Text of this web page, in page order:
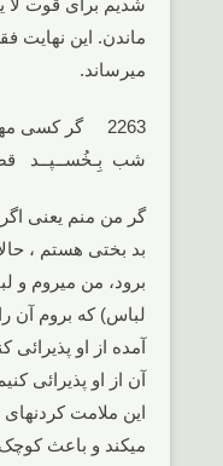
شدیم برای قوت لا
ماندن. این نهایت
میرساند.
2263 گر
شب بِـخُســپــد
گر من منم یعنی
بد بختی هستم ،
برود، من میروم و
لباس) که بروم آن
آمده از او پذیرائی
آن از او پذیرائی
این ملامت
میکند و باعث